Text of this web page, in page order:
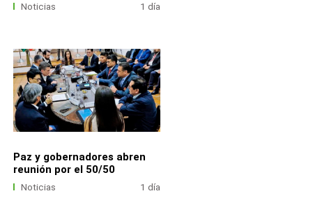
Noticias 1 día
Paz y gobernadores abren
reunión por el 50/50
Noticias 1 día